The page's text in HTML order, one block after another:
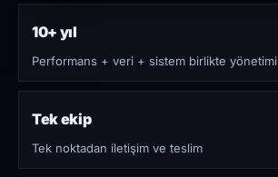
10+ yıl
Performans + veri + sistem birlikte yönetimi
Tek ekip
Tek noktadan iletişim ve teslim